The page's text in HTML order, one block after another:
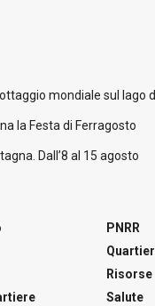
mondiale sul lago
la Festa di Ferragosto
Dall’8 al 15 agosto
PNRR
Risorse
Salute